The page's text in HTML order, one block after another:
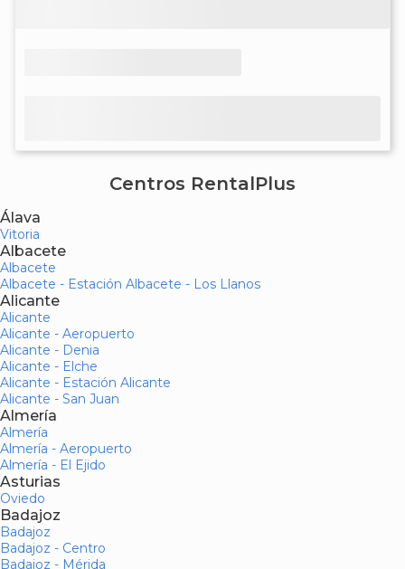
Centros RentalPlus
Álava
Vitoria
Albacete
Albacete
Albacete - Estación Albacete - Los Llanos
Alicante
Alicante
Alicante - Aeropuerto
Alicante - Denia
Alicante - Elche
Alicante - Estación Alicante
Alicante - San Juan
Almería
Almería
Almería - Aeropuerto
Almería - El Ejido
Asturias
Oviedo
Badajoz
Badajoz
Badajoz - Centro
Badajoz - Mérida